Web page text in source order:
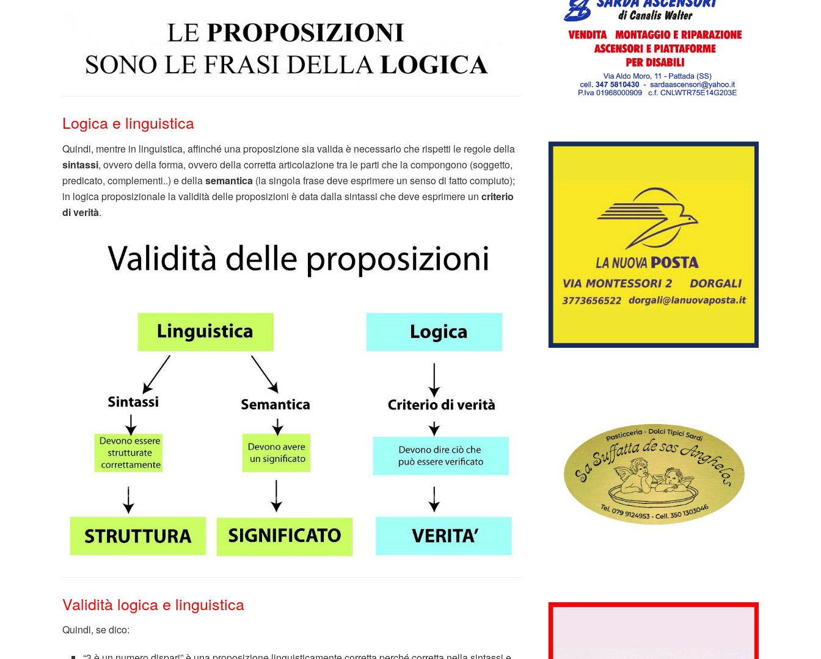
Logica e linguistica
Quindi, mentre in linguistica, affinché una proposizione sia valida è necessario che rispetti le regole della
sintassi, ovvero della forma, ovvero della corretta articolazione tra le parti che la compongono (soggetto,
predicato, complementi..) e dellasemantica (la singola frase deve esprimere un senso di fatto compiuto);
in logica proposizionale la validità delle proposizioni è data dalla sintassi che deve esprimere un criterio
di verità.
Validità logica e linguistica
Quindi, se dico: